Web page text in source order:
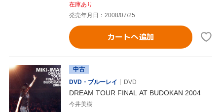
在庫あり
発売年月日：2008/07/25
カートへ追加
中古
DVD・ブルーレイ
DVD
DREAM TOUR FINAL AT BUDOKAN 2004
今井美樹